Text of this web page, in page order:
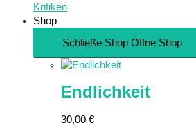
Kritiken
Shop
Schließe Shop Öffne Shop
Endlichkeit
30,00 €